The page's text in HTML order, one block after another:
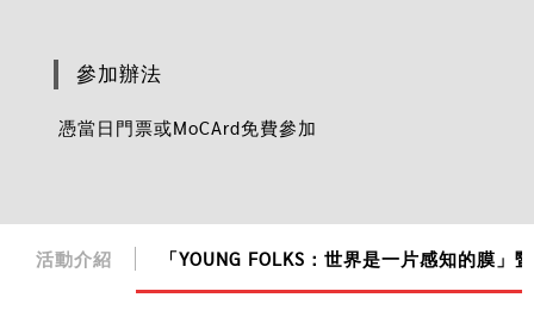
參加辦法
憑當日門票或MoCArd免費參加
活動介紹 「YOUNG FOLKS：世界是一片感知的膜